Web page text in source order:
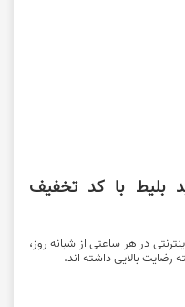
بلیط با کد تخفیف
در هر ساعتی از شبانه روز،